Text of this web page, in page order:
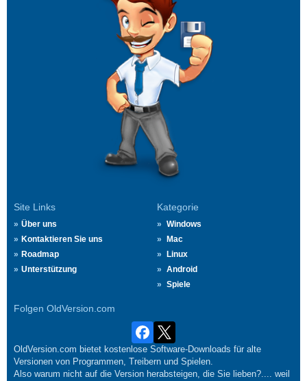
Site Links
Über uns
Kontaktieren Sie uns
Roadmap
Unterstützung
Kategorie
Windows
Mac
Linux
Android
Spiele
Folgen OldVersion.com
OldVersion.com bietet kostenlose Software-Downloads für alte
Versionen von Programmen, Treibern und Spielen.
Also warum nicht auf die Version herabsteigen, die Sie lieben?.... weil